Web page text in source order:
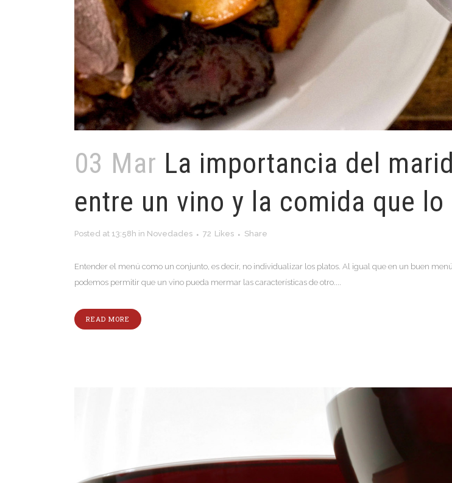
03 Mar La importancia del
entre un vino y la comida que lo
Posted at 13:58h in Novedades 72 Likes Share
Entender el menú como un conjunto, es decir, no individualizar los platos. Al igual que en un buen
podemos permitir que un vino pueda mermar las características de otro....
READ MORE